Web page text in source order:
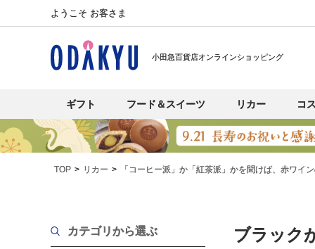
ようこそ お客さま
小田急百貨店オンラインショッピング
ギフト フード＆スイーツ リカー コ
TOP リカー 「コーヒー派」か「紅茶派」かを聞けば、赤ワイ
カテゴリから選ぶ ブラック